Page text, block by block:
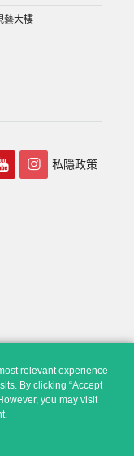
relevant experience
By clicking “Accept
you may visit
藝大樓
私隱政策
院, 新聞系 |Privacy